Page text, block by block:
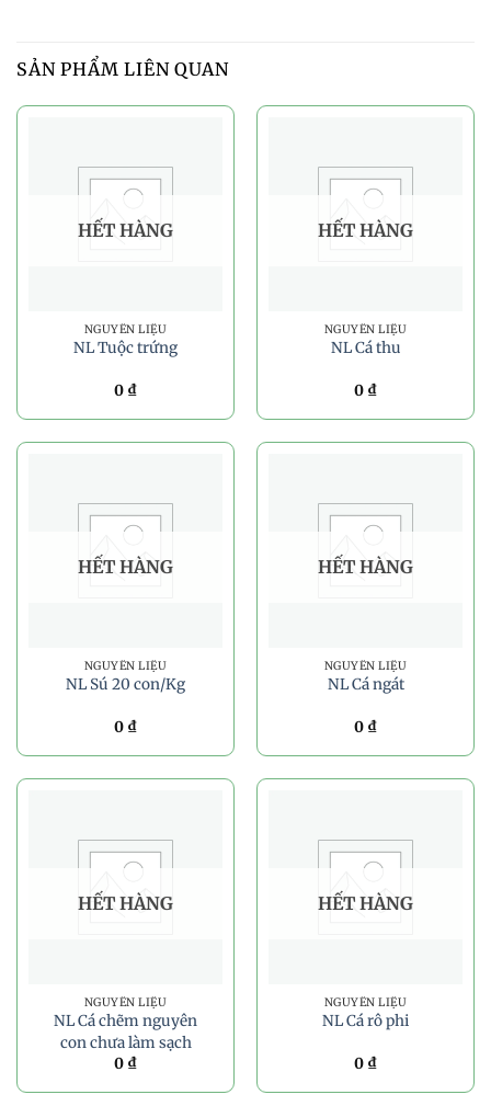
SẢN PHẨM LIÊN QUAN
HẾT HÀNG
NGUYÊN LIỆU
NL Tuộc trứng
0 ₫
HẾT HÀNG
NGUYÊN LIỆU
NL Cá thu
0 ₫
HẾT HÀNG
NGUYÊN LIỆU
NL Sú 20 con/Kg
0 ₫
HẾT HÀNG
NGUYÊN LIỆU
NL Cá ngát
0 ₫
HẾT HÀNG
NGUYÊN LIỆU
NL Cá chẽm nguyên
con chưa làm sạch
0 ₫
HẾT HÀNG
NGUYÊN LIỆU
NL Cá rô phi
0 ₫